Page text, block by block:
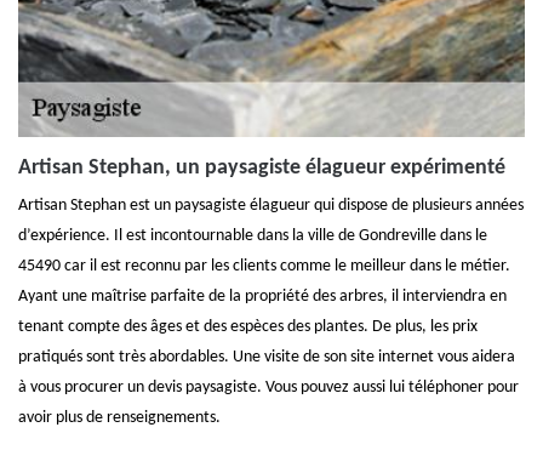
Artisan Stephan, un paysagiste élagueur expérimenté
Artisan Stephan est un paysagiste élagueur qui dispose de plusieurs années
d’expérience. Il est incontournable dans la ville de Gondreville dans le
45490 car il est reconnu par les clients comme le meilleur dans le métier.
Ayant une maîtrise parfaite de la propriété des arbres, il interviendra en
tenant compte des âges et des espèces des plantes. De plus, les prix
pratiqués sont très abordables. Une visite de son site internet vous aidera
à vous procurer un devis paysagiste. Vous pouvez aussi lui téléphoner pour
avoir plus de renseignements.